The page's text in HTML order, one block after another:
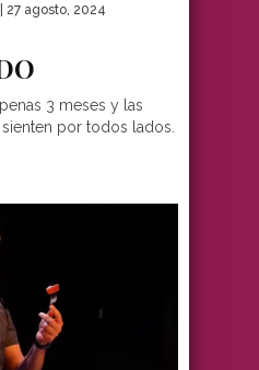
| 27 agosto, 2024
3 meses y las
por todos lados.